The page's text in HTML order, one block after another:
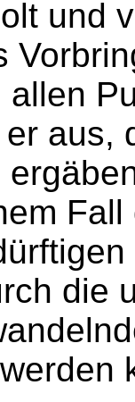
und
aus,
die